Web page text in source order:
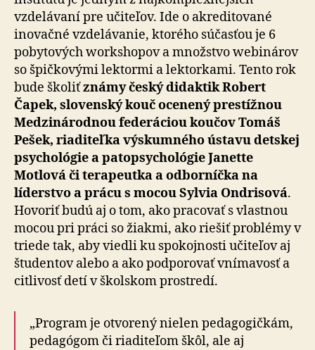
vzdelávaní pre učiteľov. Ide o akreditované
inovačné vzdelávanie, ktorého súčasťou je 6
pobytových workshopov a množstvo webinárov
so špičkovými lektormi a lektorkami. Tento rok
bude školiťznámy český didaktik Robert
Čapek, slovenský kouč ocenený prestížnou
Medzinárodnou federáciou koučov Tomáš
Pešek, riaditeľka výskumného ústavu detskej
psychológie a patopsychológie Janette
Motlová či terapeutka a odborníčka na
líderstvo a prácu s mocou Sylvia Ondrisová.
Hovoriť budú aj o tom, ako pracovať s vlastnou
mocou pri práci so žiakmi, ako riešiť problémy v
triede tak, aby viedli ku spokojnosti učiteľov aj
študentov alebo a ako podporovať vnímavosť a
citlivosť detí v školskom prostredí.
„Program je otvorený nielen pedagogičkám,
pedagógom či riaditeľom škôl, ale aj